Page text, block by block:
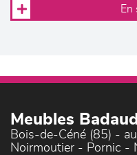
En
Meubles Badaud
Bois-de-Céné (85) -
Noirmoutier - Pornic -